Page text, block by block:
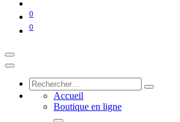
0
0
Accueil
Boutique en ligne